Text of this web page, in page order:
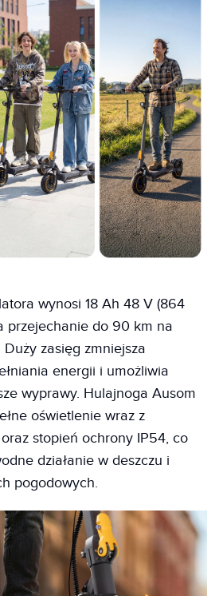
wynosi 18 Ah 48 V (864
przejechanie do 90 km na
zasięg zmniejsza
energii i umożliwia
wyprawy. Hulajnoga Ausom
oświetlenie wraz z
stopień ochrony IP54, co
działanie w deszczu i
pogodowych.